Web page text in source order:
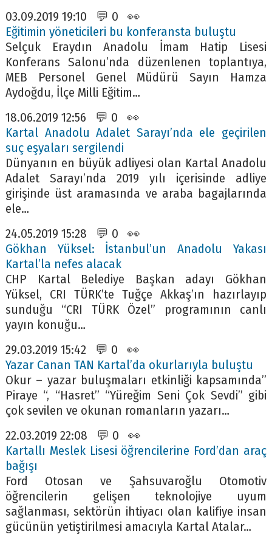
03.09.2019 19:10 💬 0 👀
Eğitimin yöneticileri bu konferansta buluştu
Selçuk Eraydın Anadolu İmam Hatip Lisesi
Konferans Salonu’nda düzenlenen toplantıya,
MEB Personel Genel Müdürü Sayın Hamza
Aydoğdu, İlçe Milli Eğitim…
18.06.2019 12:56 💬 0 👀
Kartal Anadolu Adalet Sarayı’nda ele geçirilen
suç eşyaları sergilendi
Dünyanın en büyük adliyesi olan Kartal Anadolu
Adalet Sarayı’nda 2019 yılı içerisinde adliye
girişinde üst aramasında ve araba bagajlarında
ele…
24.05.2019 15:28 💬 0 👀
Gökhan Yüksel: İstanbul’un Anadolu Yakası
Kartal’la nefes alacak
CHP Kartal Belediye Başkan adayı Gökhan
Yüksel, CRI TÜRK’te Tuğçe Akkaş’ın hazırlayıp
sunduğu “CRI TÜRK Özel” programının canlı
yayın konuğu…
29.03.2019 15:42 💬 0 👀
Yazar Canan TAN Kartal’da okurlarıyla buluştu
Okur – yazar buluşmaları etkinliği kapsamında”
Piraye “, “Hasret” “Yüreğim Seni Çok Sevdi” gibi
çok sevilen ve okunan romanların yazarı…
22.03.2019 22:08 💬 0 👀
Kartallı Meslek Lisesi öğrencilerine Ford’dan araç
bağışı
Ford Otosan ve Şahsuvaroğlu Otomotiv
öğrencilerin gelişen teknolojiye uyum
sağlanması, sektörün ihtiyacı olan kalifiye insan
gücünün yetiştirilmesi amacıyla Kartal Atalar…